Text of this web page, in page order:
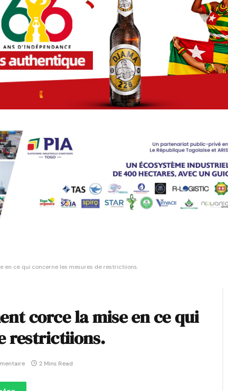
en ce qui concerne les mesures de restrictiions.
corce la mise en ce qui
restrictiions.
2 Mins Read